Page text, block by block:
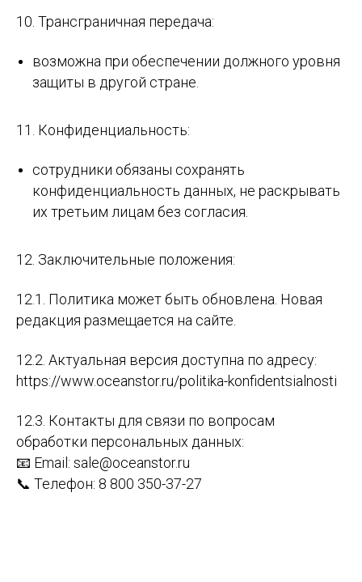
10. Трансграничная передача:
возможна при обеспечении должного уровня
защиты в другой стране.
11. Конфиденциальность:
сотрудники обязаны сохранять
конфиденциальность данных, не раскрывать
их третьим лицам без согласия.
12. Заключительные положения:
12.1. Политика может быть обновлена. Новая
редакция размещается на сайте.
12.2. Актуальная версия доступна по адресу:
https://www.oceanstor.ru/politika-konfidentsialnosti
12.3. Контакты для связи по вопросам
обработки персональных данных:
📧 Email: sale@oceanstor.ru
📞 Телефон: 8 800 350-37-27